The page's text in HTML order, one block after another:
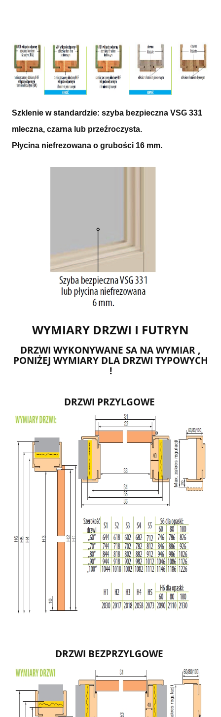
Szklenie w standardzie: szyba bezpieczna VSG 331
mleczna, czarna lub przeźroczysta.
Płycina niefrezowana o grubości 16 mm.
WYMIARY DRZWI I FUTRYN
DRZWI WYKONYWANE SA NA WYMIAR ,
PONIŻEJ WYMIARY DLA DRZWI TYPOWYCH
!
DRZWI PRZYLGOWE
DRZWI BEZPRZYLGOWE